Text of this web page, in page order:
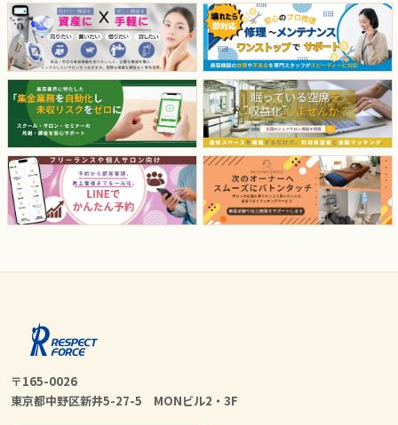
〒165-0026
東京都中野区新井5-27-5 MONビル2・3F